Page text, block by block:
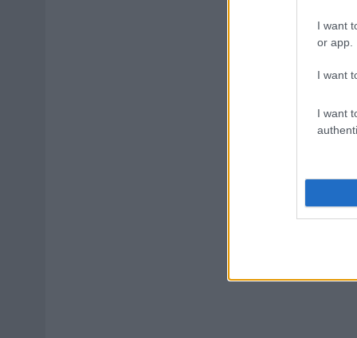
I want
or app.
I want
I want